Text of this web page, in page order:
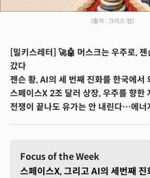
(출처 : 크리스 정)
[밀키스레터] 🚀🤖 머스크는 우주로,
갔다
젠슨 황, AI의 세 번째 진화를 한국에서
스페이스X 2조 달러 상장, 우주를 향한
전쟁이 끝나도 유가는 안 내린다…에너
Focus of the Week
스페이스X, 그리고 AI의 세번째 진